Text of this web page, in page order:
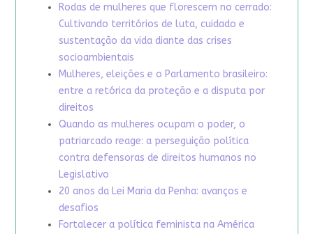
Rodas de mulheres que florescem no cerrado:
Cultivando territórios de luta, cuidado e
sustentação da vida diante das crises
socioambientais
Mulheres, eleições e o Parlamento brasileiro:
entre a retórica da proteção e a disputa por
direitos
Quando as mulheres ocupam o poder, o
patriarcado reage: a perseguição política
contra defensoras de direitos humanos no
Legislativo
20 anos da Lei Maria da Penha: avanços e
desafios
Fortalecer a política feminista na América